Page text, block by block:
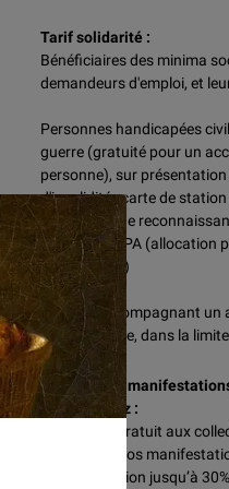
Tarif solidarité :
Bénéficiaires des minima
demandeurs d'emploi, et
Personnes handicapées
guerre (gratuité pour un
personne), sur
d'invalidité ; carte de
attestation de
handicap ; APA (allocation
d'autonomie)
Enfants accompagnant un
Option famille, dans la
A partir de 4
et bénéficiez :
D’un accès gratuit aux
les jours de vos
D’une réduction jusqu’à